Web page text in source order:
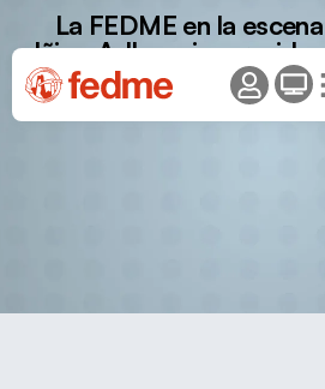
La FEDME en la
Iñigo Ayllon,
la FEDME